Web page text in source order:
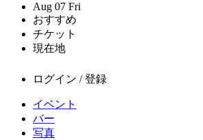
Aug 07 Fri
おすすめ
チケット
現在地
ログイン / 登録
イベント
バー
写真